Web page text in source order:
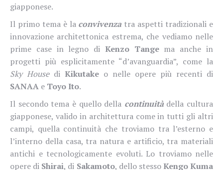
giapponese.
Il primo tema è la convivenza tra aspetti tradizionali e
innovazione architettonica estrema, che vediamo nelle
prime case in legno di Kenzo Tangema anche in
progetti più esplicitamente “d’avanguardia”, come la
Sky Housedi Kikutake o nelle opere più recenti di
SANAA e Toyo Ito.
Il secondo tema è quello della continuitàdella cultura
giapponese, valido in architettura come in tutti gli altri
campi, quella continuità che troviamo tra l’esterno e
l’interno della casa, tra natura e artificio, tra materiali
antichi e tecnologicamente evoluti. Lo troviamo nelle
opere di Shirai, di Sakamoto, dello stessoKengo Kuma